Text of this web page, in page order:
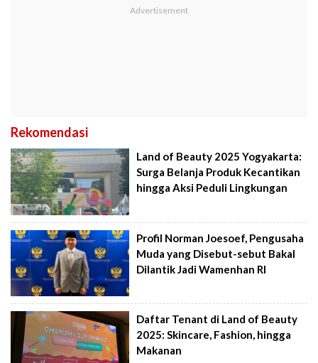
Rekomendasi
Land of Beauty 2025 Yogyakarta:
Surga Belanja Produk Kecantikan
hingga Aksi Peduli Lingkungan
Profil Norman Joesoef, Pengusaha
Muda yang Disebut-sebut Bakal
Dilantik Jadi Wamenhan RI
Daftar Tenant di Land of Beauty
2025: Skincare, Fashion, hingga
Makanan